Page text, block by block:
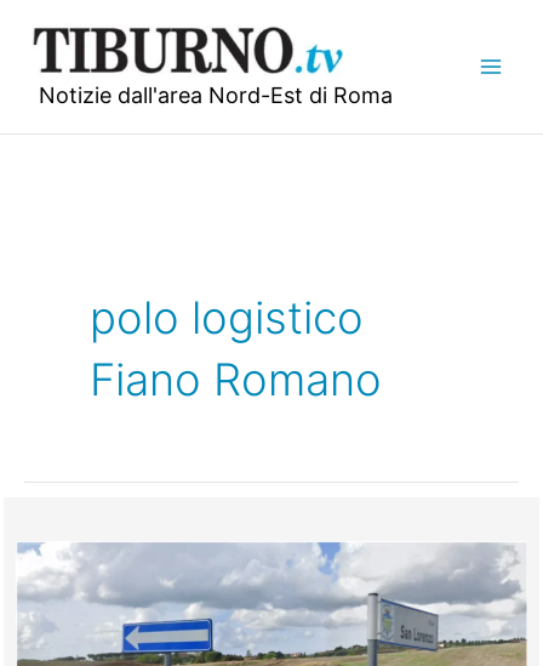
contenuto
Notizie dall'area Nord-Est di Roma
polo logistico
Fiano Romano